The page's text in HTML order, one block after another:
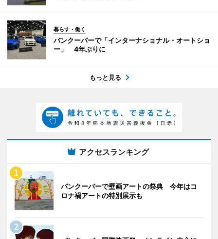
暮らす・働く
バンクーバーで「インターナショナル・オートショ
ー」 4年ぶりに
もっと見る
アクセスランキング
バンクーバーで壁画アートの祭典 今年はコ
ロナ禍アートの特別展示も